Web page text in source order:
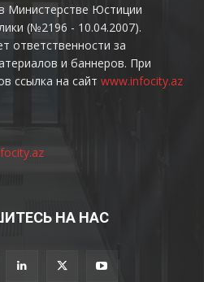
Министерстве Юстиции
(№2196 - 10.04.2007).
ответственности за
и баннеров. При
ссылка на сайт www.infocity.az
НА НАС